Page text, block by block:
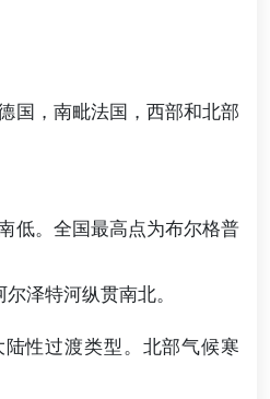
国，南毗法国，西部和北部
低。全国最高点为布尔格普
泽特河纵贯南北。
性过渡类型。北部气候寒